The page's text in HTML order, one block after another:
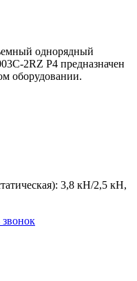
однорядный
2RZ P4 предназначен
оборудовании.
3,8 кН/2,5 кН,
звонок